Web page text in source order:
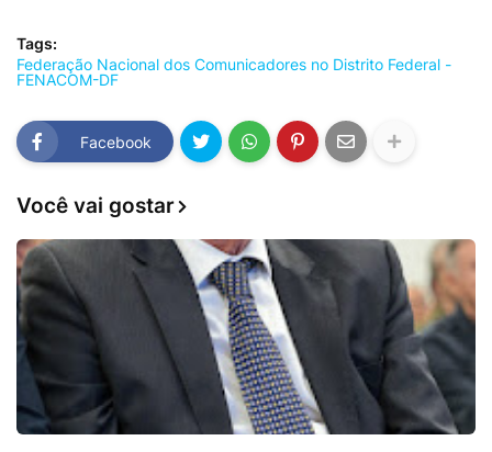
Tags:
Federação Nacional dos Comunicadores no Distrito Federal -
FENACOM-DF
Facebook
Você vai gostar